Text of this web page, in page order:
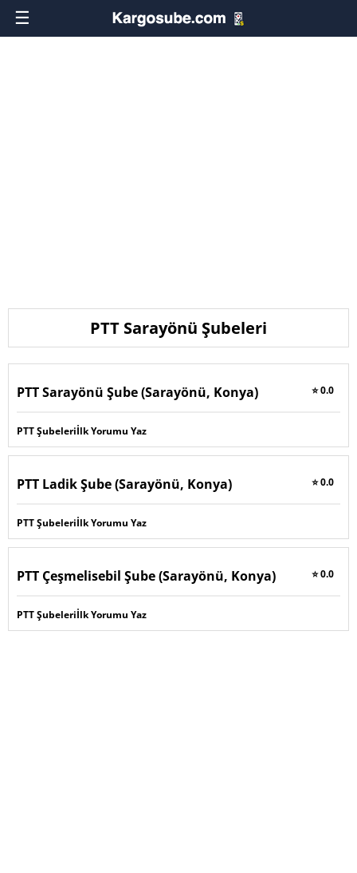
☰
PTT Sarayönü Şubeleri
PTT Sarayönü Şube (Sarayönü, Konya) ⭐ 0.0
PTT Şubeleriİlk Yorumu Yaz
PTT Ladik Şube (Sarayönü, Konya) ⭐ 0.0
PTT Şubeleriİlk Yorumu Yaz
PTT Çeşmelisebil Şube (Sarayönü, Konya) ⭐ 0.0
PTT Şubeleriİlk Yorumu Yaz